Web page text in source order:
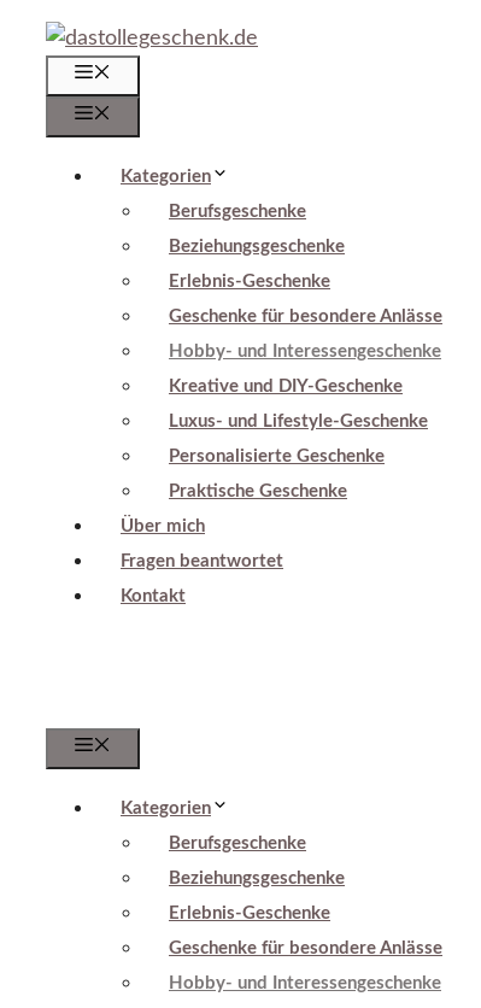
Zum
Inhalt
springen
Kategorien
Berufsgeschenke
Beziehungsgeschenke
Erlebnis-Geschenke
Geschenke für besondere Anlässe
Hobby- und Interessengeschenke
Kreative und DIY-Geschenke
Luxus- und Lifestyle-Geschenke
Personalisierte Geschenke
Praktische Geschenke
Über mich
Fragen beantwortet
Kontakt
Kategorien
Berufsgeschenke
Beziehungsgeschenke
Erlebnis-Geschenke
Geschenke für besondere Anlässe
Hobby- und Interessengeschenke